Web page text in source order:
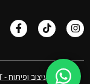
אפיון, עיצוב ופיתוח - PERFECT